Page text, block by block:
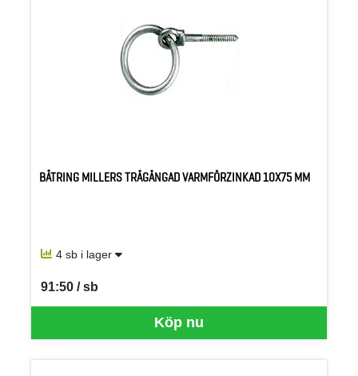
BÅTRING MILLERS TRÄGÄNGAD VARMFÖRZINKAD 10X75 MM
4 sb i lager
Köp nu
91:50 / sb
SEK per SB